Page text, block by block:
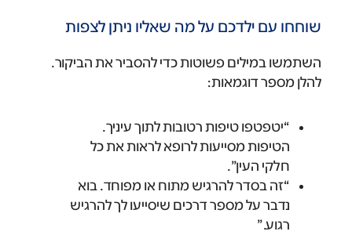
שוחחו עם ילדכם על מה שאליו ניתן לצפות
השתמשו במילים פשוטות כדי להסביר את הביקור.
להלן מספר דוגמאות:
“יטפטפו טיפות רטובות לתוך עיניך.
הטיפות מסייעות לרופא לראות את כל
חלקי העין”.
“זה בסדר להרגיש מתוח או מפוחד. בוא
נדבר על מספר דרכים שיסייעו לך להרגיש
רגוע.”